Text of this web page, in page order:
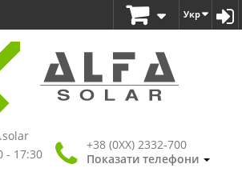
Укр
- 17:30
+38 (0XX) 2332-700
Показати телефони